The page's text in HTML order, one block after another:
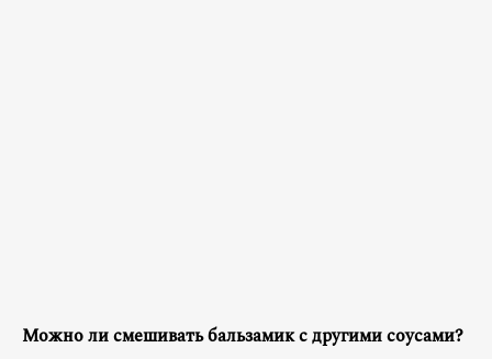
Можно ли смешивать бальзамик с другими соусами?